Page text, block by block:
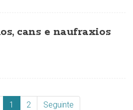
cans e naufraxios
1 2 Seguinte